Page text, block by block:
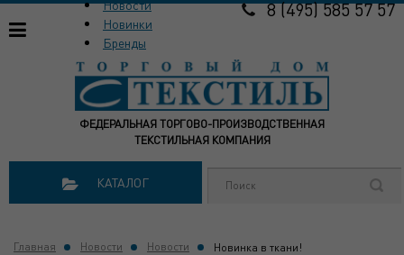
ФЕДЕРАЛЬНАЯ ТОРГОВО-ПРОИЗВОДСТВЕННАЯ
ТЕКСТИЛЬНАЯ КОМПАНИЯ
Новости
Новинки
Бренды
8 (495) 585 57 57
КАТАЛОГ
Главная Новости Новости Новинка в ткани!